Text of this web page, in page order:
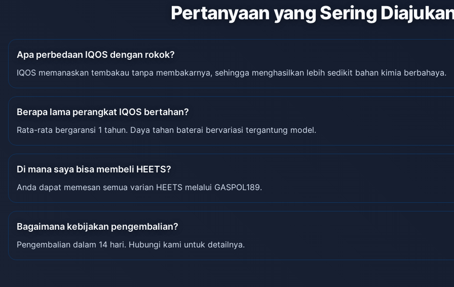
Pertanyaan yang Sering
Apa perbedaan IQOS dengan rokok?
IQOS memanaskan tembakau tanpa membakarnya, sehingga menghasilkan lebih sedikit bahan kimia berbahaya.
Berapa lama perangkat IQOS bertahan?
Rata-rata bergaransi 1 tahun. Daya tahan baterai bervariasi tergantung model.
Di mana saya bisa membeli HEETS?
Anda dapat memesan semua varian HEETS melalui GASPOL189.
Bagaimana kebijakan pengembalian?
Pengembalian dalam 14 hari. Hubungi kami untuk detailnya.